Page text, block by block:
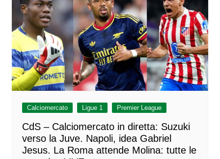
Calciomercato Ligue 1 Premier League
CdS – Calciomercato in diretta: Suzuki
verso la Juve. Napoli, idea Gabriel
Jesus. La Roma attende Molina: tutte le